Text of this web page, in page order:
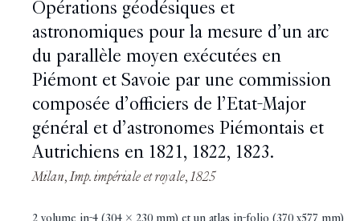
Opérations géodésiques et
astronomiques pour la mesure d’un arc
du parallèle moyen exécutées en
Piémont et Savoie par une commission
composée d’officiers de l’Etat-Major
général et d’astronomes Piémontais et
Autrichiens en 1821, 1822, 1823.
Milan, Imp. impériale et royale, 1825
2 volume in-4 (304 x 230 mm) et un atlas in-folio (370 x577 mm)